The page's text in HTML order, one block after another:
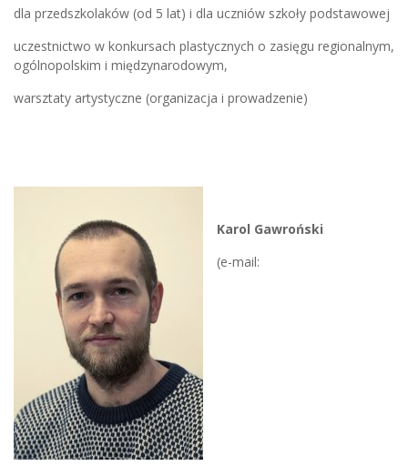
dla przedszkolaków (od 5 lat) i dla uczniów szkoły podstawowej
uczestnictwo w konkursach plastycznych o zasięgu regionalnym,
ogólnopolskim i międzynarodowym,
warsztaty artystyczne (organizacja i prowadzenie)
Karol Gawroński
(e-mail: